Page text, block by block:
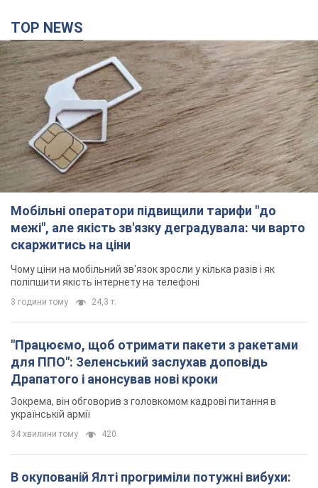
TOP NEWS
Мобільні оператори підвищили тарифи "до
межі", але якість зв'язку деградувала: чи варто
скаржитись на ціни
Чому ціни на мобільний зв'язок зросли у кілька разів і як
поліпшити якість інтернету на телефоні
3 години тому 24,3 т.
"Працюємо, щоб отримати пакети з ракетами
для ППО": Зеленський заслухав доповідь
Драпатого і анонсував нові кроки
Зокрема, він обговорив з головкомом кадрові питання в
українській армії
34 хвилини тому 420
В окупованій Ялті прогриміли потужні вибухи: